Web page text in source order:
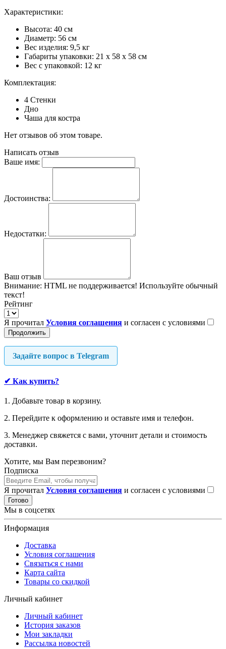
Характеристики:
Высота: 40 см
Диаметр: 56 см
Вес изделия: 9,5 кг
Габариты упаковки: 21 x 58 x 58 см
Вес с упаковкой: 12 кг
Комплектация:
4 Стенки
Дно
Чаша для костра
Нет отзывов об этом товаре.
Написать отзыв
Ваше имя:
Достоинства:
Недостатки:
Ваш отзыв
Внимание: HTML не поддерживается! Используйте обычный
текст!
Рейтинг
Я прочитал Условия соглашения и согласен с условиями
Продолжить
Задайте вопрос в Telegram
✔ Как купить?
1. Добавьте товар в корзину.
2. Перейдите к оформлению и оставьте имя и телефон.
3. Менеджер свяжется с вами, уточнит детали и стоимость
доставки.
Хотите, мы Вам перезвоним?
Подписка
Я прочитал Условия соглашения и согласен с условиями
Готово
Мы в соцсетях
Информация
Доставка
Условия соглашения
Связаться с нами
Карта сайта
Товары со скидкой
Личный кабинет
Личный кабинет
История заказов
Мои закладки
Рассылка новостей